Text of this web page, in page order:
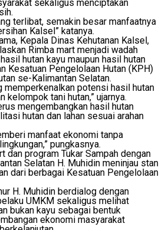
sekaligus menciptakan
terlibat, semakin besar manfaatnya
Kalsel” katanya.
Kepala Dinas Kehutanan Kalsel,
Rimba mart menjadi wadah
hutan kayu maupun hasil hutan
Kesatuan Pengelolaan Hutan (KPH)
se-Kalimantan Selatan.
memperkenalkan potensi hasil hutan
kelompok tani hutan,” ujarnya.
mengembangkan hasil hutan
hutan dan lahan sesuai arahan
manfaat ekonomi tanpa
pungkasnya.
dan program Tukar Sampah dengan
Selatan H. Muhidin meninjau stan
dari berbagai Kesatuan Pengelolaan
H. Muhidin berdialog dengan
UMKM sekaligus melihat
bukan kayu sebagai bentuk
ekonomi masyarakat